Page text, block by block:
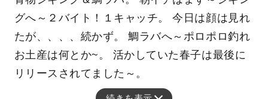
グへ～２バイト！１キャッチ。 今日は顔は見れ
たが、、、、続かず。 鯛ラバへ～ポロポロ釣れ
お土産は何とか~。 活かしていた春子は最後に
リリースされてました～。